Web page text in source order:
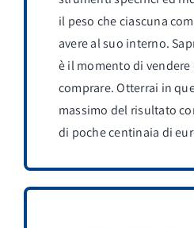
il peso che ciascuna
avere al suo interno.
è il momento di vendere
comprare. Otterrai in
massimo del risultato
di poche centinaia di